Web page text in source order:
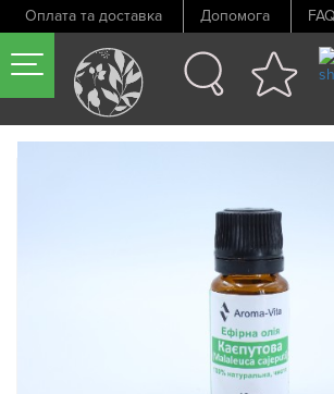
Оплата та доставка Допомога FAQ
Попередній товар